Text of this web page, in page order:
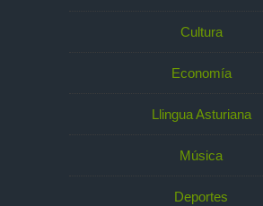
Cultura
Economía
Llingua Asturiana
Música
Deportes